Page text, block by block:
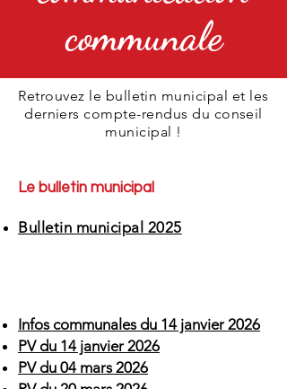
communale
Retrouvez le bulletin municipal et les
derniers compte-rendus du conseil
municipal !
Le bulletin municipal
Bulletin municipal 2025
Infos communales du 14 janvier 2026
PV du 14 janvier 2026
PV du 04 mars 2026